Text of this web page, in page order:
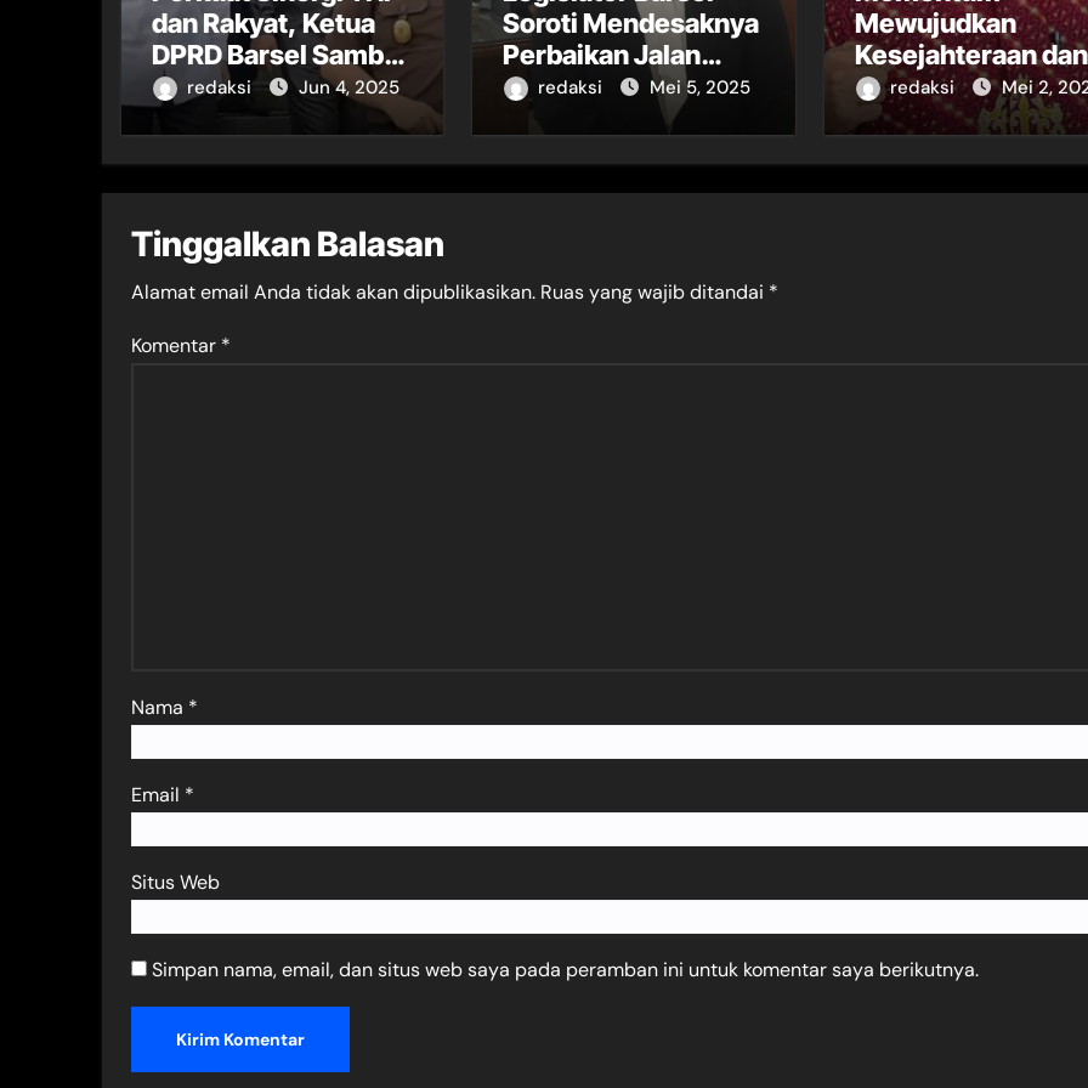
dan Rakyat, Ketua
DPRD Barsel Sambut
Kehadiran Wakasad
di Buntok
redaksi Jun 4, 2025
Soroti Mendesaknya
Perbaikan Jalan
Nasional di Desa
redaksi Mei 5, 2025
Mewujudkan
Kesejahteraan dan
Keadilan bagi
Pekerja
redaksi Mei 2,
Tinggalkan Balasan
Alamat email Anda tidak akan dipublikasikan. Ruas yang wajib ditandai *
Komentar *
Nama *
Email *
Situs Web
Simpan nama, email, dan situs web saya pada peramban ini untuk komentar saya berikutnya.